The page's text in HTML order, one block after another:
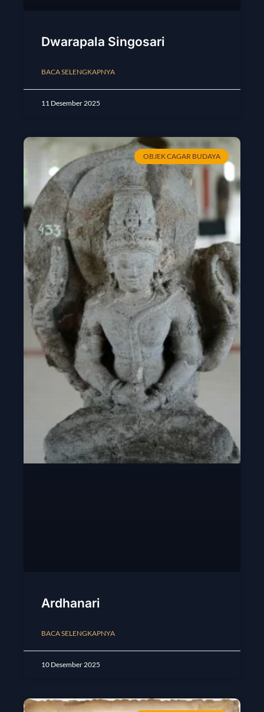
Dwarapala Singosari
BACA SELENGKAPNYA
11 Desember 2025
OBJEK CAGAR BUDAYA
Ardhanari
BACA SELENGKAPNYA
10 Desember 2025